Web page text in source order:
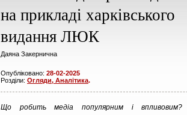
на прикладі харківського
видання ЛЮК
Даяна Закернична
Опубліковано: 28-02-2025
Розділи: Огляди, Аналітика.
Що робить медіа популярним і впливовим?